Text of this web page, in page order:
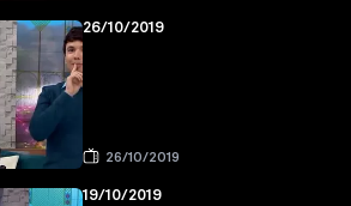
26/10/2019
26/10/2019
19/10/2019